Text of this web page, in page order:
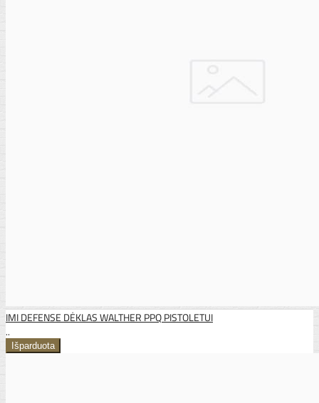
IMI DEFENSE DĖKLAS WALTHER PPQ PISTOLETUI
..